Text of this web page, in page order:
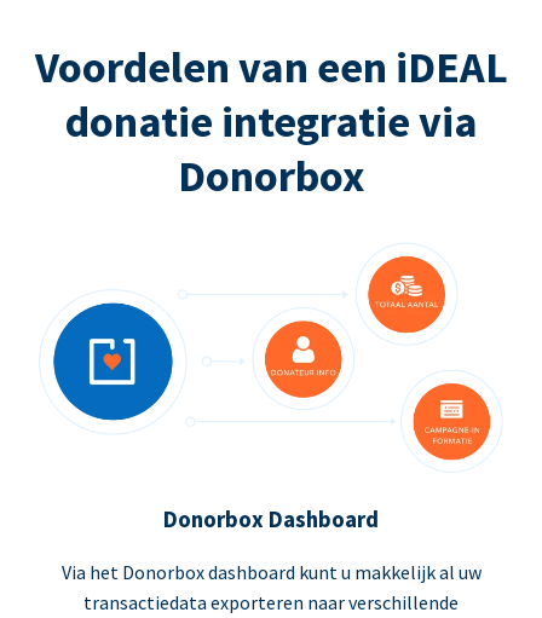
Voordelen van een iDEAL
donatie integratie via
Donorbox
Donorbox Dashboard
Via het Donorbox dashboard kunt u makkelijk al uw
transactiedata exporteren naar verschillende